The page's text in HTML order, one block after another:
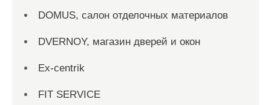
DOMUS, салон отделочных материалов
DVERNOY, магазин дверей и окон
Ex-centrik
FIT SERVICE